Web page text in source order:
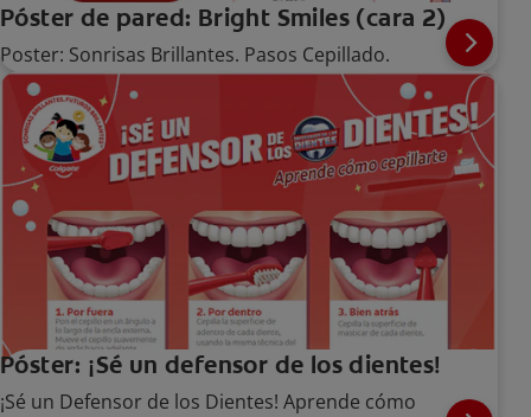
Póster de pared: Bright Smiles (cara 2)
Poster: Sonrisas Brillantes. Pasos Cepillado.
Póster: ¡Sé un defensor de los dientes!
¡Sé un Defensor de los Dientes! Aprende cómo